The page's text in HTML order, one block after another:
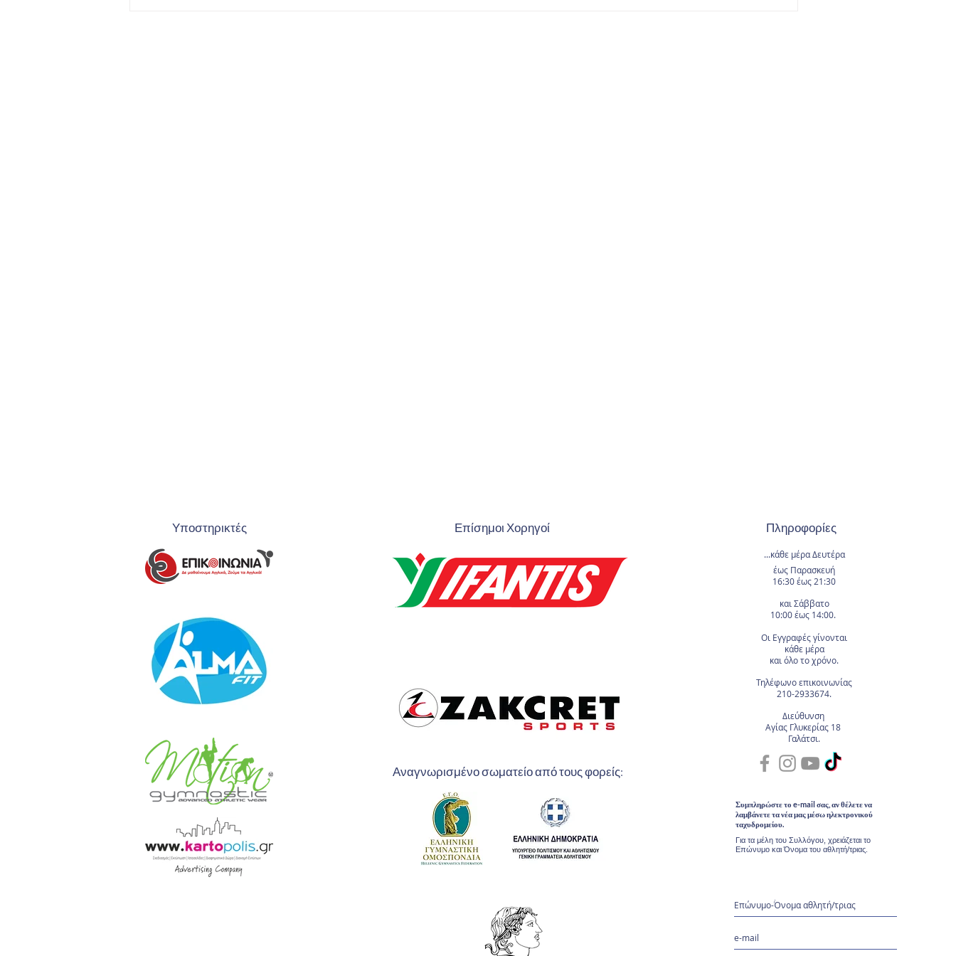
Υποστηρικτές Επίσημοι Χορηγοί
Αναγνωρισμένο σωματείο από τους φορείς:
Πληροφορίες
...κάθε μέραΔευτέρα
έως Παρασκευή
16:30 έως 21:30
και Σάββατο
10:00 έως 14:00.
Οι Εγγραφέςγίνονται
κάθε μέρα
και όλο το χρόνο.
Τηλέφωνο επικοινωνίας
210-2933674.
Διεύθυνση
Αγίας Γλυκερίας 18
Γαλάτσι.
Για τα μέλη του Συλλόγου, χρειάζεται το
Επώνυμο και Όνομα του αθλητή/τριας.
Συμπληρώστε το e-mail σας, αν θέλετε να
λαμβάνετε τα νέα μας μέσω ηλεκτρονικού
ταχυδρομείου.